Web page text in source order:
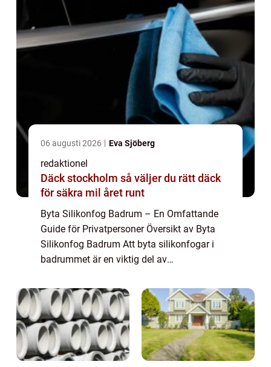
06 augusti 2026 Eva Sjöberg
redaktionel
Däck stockholm så väljer du rätt däck
för säkra mil året runt
Byta Silikonfog Badrum – En Omfattande
Guide för Privatpersoner Översikt av Byta
Silikonfog Badrum Att byta silikonfogar i
badrummet är en viktig del av
fräscht och fungerande badrum.
Silikonfogar är ...